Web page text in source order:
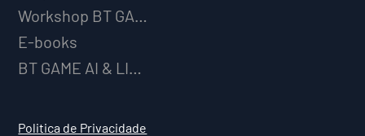
E-books
Politica de Privacidade